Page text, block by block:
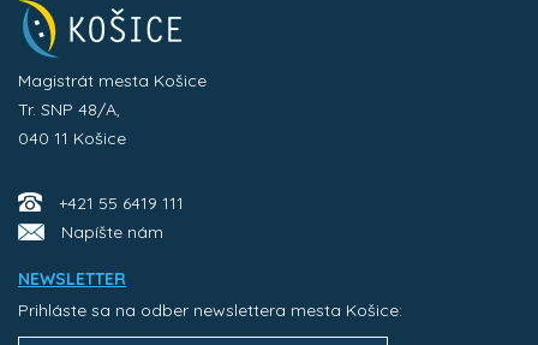
Magistrát mesta Košice
Tr. SNP 48/A,
040 11 Košice
+421 55 6419 111
Napíšte nám
NEWSLETTER
Prihláste sa na odber newslettera mesta Košice: